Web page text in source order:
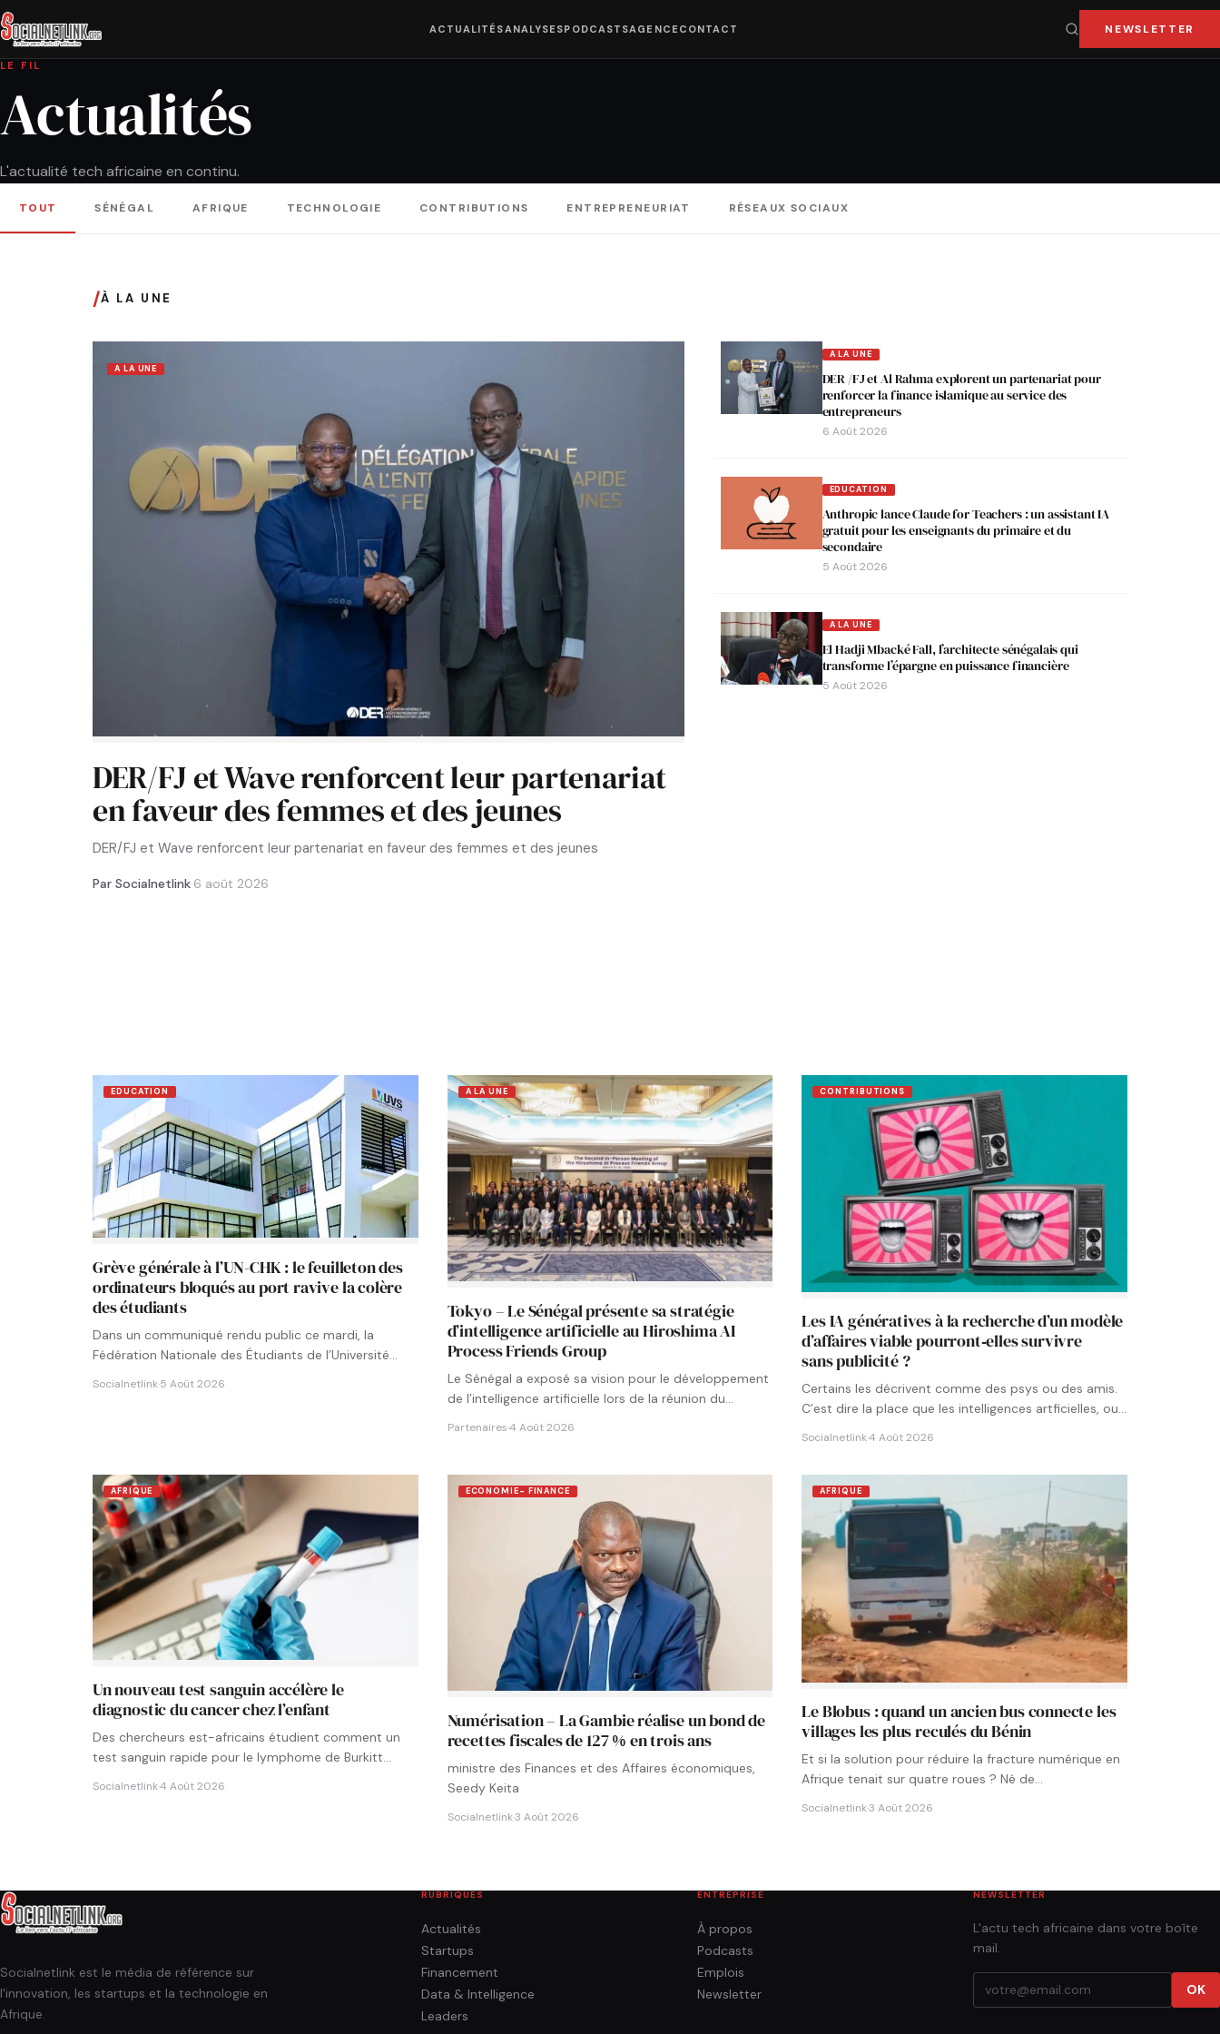
ACTUALITÉSANALYSESPODCASTSAGENCE CONTACT NEWSLETTER
LE FIL
Actualités
L'actualité tech africaine en continu.
TOUT SÉNÉGAL AFRIQUE TECHNOLOGIE CONTRIBUTIONS ENTREPRENEURIAT RÉSEAUX SOCIAUX
/À LA UNE
A LA UNE
DER/FJ et Wave renforcent leur partenariat
en faveur des femmes et des jeunes
DER/FJ et Wave renforcent leur partenariat en faveur des femmes et des jeunes
Par Socialnetlink·6 août 2026
A LA UNE
DER /FJ et Al Rahma explorent un partenariat pour
renforcer la finance islamique au service des
entrepreneurs
6 Août 2026
EDUCATION
Anthropic lance Claude for Teachers : un assistant IA
gratuit pour les enseignants du primaire et du
secondaire
5 Août 2026
A LA UNE
El Hadji Mbacké Fall, l’architecte sénégalais qui
transforme l’épargne en puissance financière
5 Août 2026
EDUCATION
Grève générale à l’UN-CHK : le feuilleton des
ordinateurs bloqués au port ravive la colère
des étudiants
Dans un communiqué rendu public ce mardi, la
Fédération Nationale des Étudiants de l’Université
Socialnetlink·5 Août 2026
A LA UNE
Tokyo – Le Sénégal présente sa stratégie
d’intelligence artificielle au Hiroshima AI
Process Friends Group
Le Sénégal a exposé sa vision pour le développement
de l’intelligence artificielle lors de la réunion du
Partenaires·4 Août 2026
CONTRIBUTIONS
Les IA génératives à la recherche d’un modèle
d’affaires viable pourront‑elles survivre
sans publicité ?
Certains les décrivent comme des psys ou des amis.
C’est dire la place que les intelligences artficielles, ou…
Socialnetlink·4 Août 2026
AFRIQUE
Un nouveau test sanguin accélère le
diagnostic du cancer chez l’enfant
Des chercheurs est-africains étudient comment un
test sanguin rapide pour le lymphome de Burkitt
Socialnetlink·4 Août 2026
ECONOMIE- FINANCE
Numérisation – La Gambie réalise un bond de
recettes fiscales de 127 % en trois ans
ministre des Finances et des Affaires économiques,
Seedy Keita
Socialnetlink·3 Août 2026
AFRIQUE
Le Blobus : quand un ancien bus connecte les
villages les plus reculés du Bénin
Et si la solution pour réduire la fracture numérique en
Afrique tenait sur quatre roues ? Né de…
Socialnetlink·3 Août 2026
Socialnetlink est le média de référence sur
l'innovation, les startups et la technologie en
Afrique.
RUBRIQUES
Actualités
Startups
Financement
Data & Intelligence
Leaders
ENTREPRISE
À propos
Podcasts
Emplois
Newsletter
NEWSLETTER
L'actu tech africaine dans votre boîte
mail.
OK